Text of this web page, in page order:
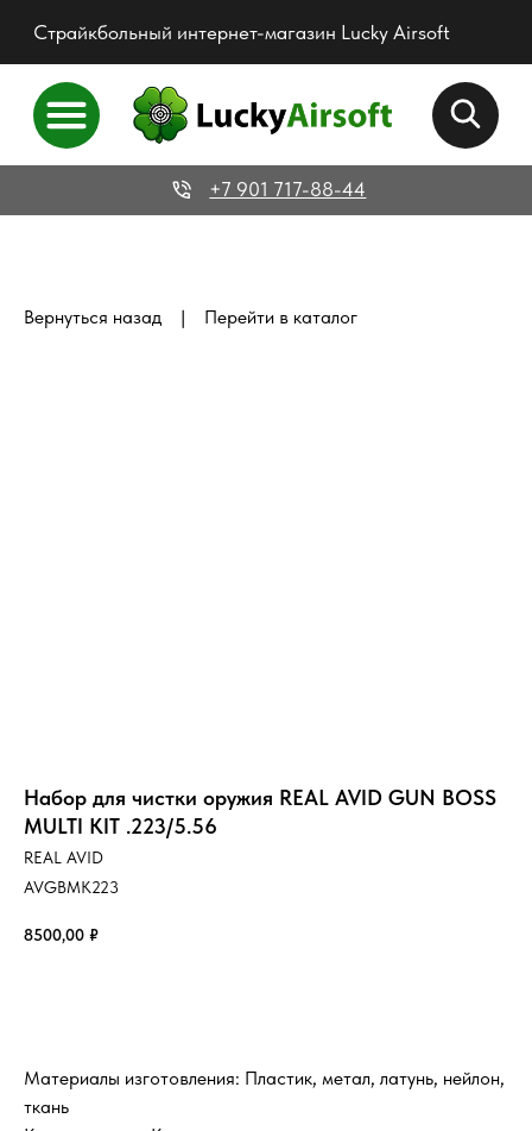
Страйкбольный интернет-магазин Lucky Airsoft
+7 901 717-88-44
Вернуться назад | Перейти в каталог
Набор для чистки оружия REAL AVID GUN BOSS
MULTI KIT .223/5.56
REAL AVID
‎AVGBMK223
8500,00 ₽
Материалы изготовления: Пластик, метал, латунь, нейлон,
ткань